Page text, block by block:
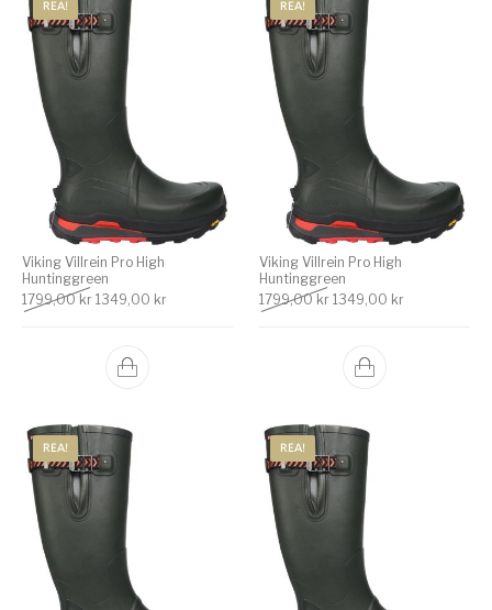
REA!
Viking Villrein Pro High
Huntinggreen
1799,00 kr Det ursprungliga priset var: 1799,00 kr.
1349,00 krDet nuvarande priset är: 1349,00 kr.
REA!
Viking Villrein Pro High
Huntinggreen
1799,00 kr Det ursprungliga priset
1349,00 krDet
REA! REA!